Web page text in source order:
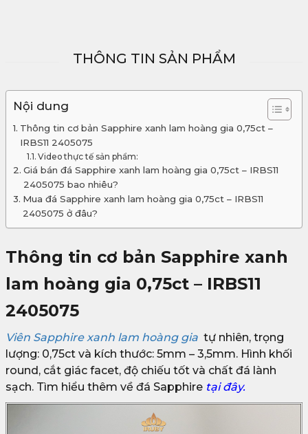
THÔNG TIN SẢN PHẨM
Nội dung
Thông tin cơ bản Sapphire xanh lam hoàng gia 0,75ct –
IRBS11 2405075
Video thực tế sản phẩm:
Giá bán đá Sapphire xanh lam hoàng gia 0,75ct – IRBS11
2405075 bao nhiêu?
Mua đá Sapphire xanh lam hoàng gia 0,75ct – IRBS11
2405075 ở đâu?
Thông tin cơ bản Sapphire xanh
lam hoàng gia 0,75ct – IRBS11
2405075
Viên Sapphire xanh lam hoàng gia tự nhiên, trọng
lượng: 0,75ct và kích thước: 5mm – 3,5mm. Hình khối
round, cắt giác facet, độ chiếu tốt và chất đá lành
sạch. Tìm hiểu thêm về đá Sapphire tại đây.